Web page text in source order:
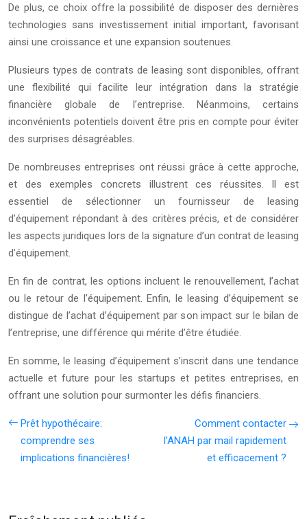
De plus, ce choix offre la possibilité de disposer des dernières
technologies sans investissement initial important, favorisant
ainsi une croissance et une expansion soutenues.
Plusieurs types de contrats de leasing sont disponibles, offrant
une flexibilité qui facilite leur intégration dans la stratégie
financière globale de l’entreprise. Néanmoins, certains
inconvénients potentiels doivent être pris en compte pour éviter
des surprises désagréables.
De nombreuses entreprises ont réussi grâce à cette approche,
et des exemples concrets illustrent ces réussites. Il est
essentiel de sélectionner un fournisseur de leasing
d’équipement répondant à des critères précis, et de considérer
les aspects juridiques lors de la signature d’un contrat de leasing
d’équipement.
En fin de contrat, les options incluent le renouvellement, l’achat
ou le retour de l’équipement. Enfin, le leasing d’équipement se
distingue de l’achat d’équipement par son impact sur le bilan de
l’entreprise, une différence qui mérite d’être étudiée.
En somme, le leasing d’équipement s’inscrit dans une tendance
actuelle et future pour les startups et petites entreprises, en
offrant une solution pour surmonter les défis financiers.
Prêt hypothécaire:
comprendre ses
implications financières!
Comment contacter
l’ANAH par mail rapidement
et efficacement ?